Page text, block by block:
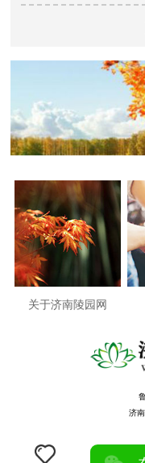
关于济南陵园网
济